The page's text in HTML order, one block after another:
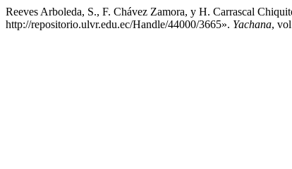
Reeves Arboleda, S., F. Chávez Zamora, y H. Carrascal
http://repositorio.ulvr.edu.ec/Handle/44000/3665». Yachana,